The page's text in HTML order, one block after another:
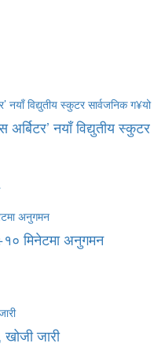
अर्बिटर’ नयाँ विद्युतीय स्कुटर
मिनेटमा अनुगमन
जारी